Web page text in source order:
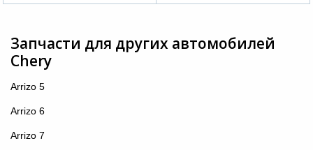
Запчасти для других автомобилей
Chery
Arrizo 5
Arrizo 6
Arrizo 7